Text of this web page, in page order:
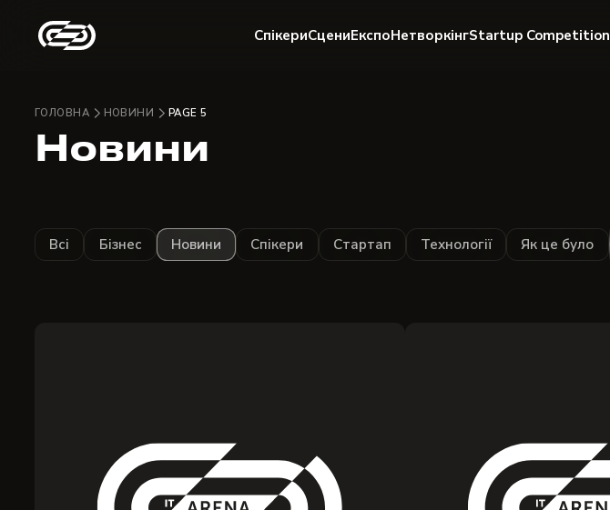
СпікериСцениЕкспоНетворкінгStartup Competition
ГОЛОВНА НОВИНИ PAGE 5
Новини
Всі Бізнес Новини Спікери Стартап Технології Як це було